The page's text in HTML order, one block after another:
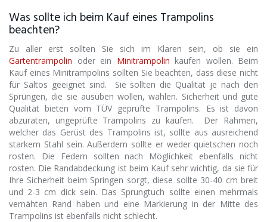
Was sollte ich beim Kauf eines Trampolins
beachten?
Zu aller erst sollten Sie sich im Klaren sein, ob sie ein
Gartentrampolin oder ein Minitrampolin kaufen wollen. Beim
Kauf eines Minitrampolins sollten Sie beachten, dass diese nicht
für Saltos geeignet sind. Sie sollten die Qualität je nach den
Sprüngen, die sie ausüben wollen, wählen. Sicherheit und gute
Qualität bieten vom TÜV geprüfte Trampolins. Es ist davon
abzuraten, ungeprüfte Trampolins zu kaufen. Der Rahmen,
welcher das Gerüst des Trampolins ist, sollte aus ausreichend
starkem Stahl sein. Außerdem sollte er weder quietschen noch
rosten. Die Federn sollten nach Möglichkeit ebenfalls nicht
rosten. Die Randabdeckung ist beim Kauf sehr wichtig, da sie für
Ihre Sicherheit beim Springen sorgt, diese sollte 30-40 cm breit
und 2-3 cm dick sein. Das Sprungtuch sollte einen mehrmals
vernähten Rand haben und eine Markierung in der Mitte des
Trampolins ist ebenfalls nicht schlecht.